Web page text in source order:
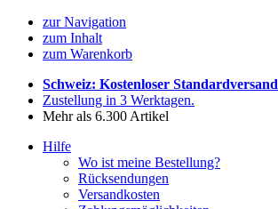
zur Navigation
zum Inhalt
zum Warenkorb
Schweiz: Kostenloser Standardversand
Zustellung in 3 Werktagen.
Mehr als 6.300 Artikel
Hilfe
Wo ist meine Bestellung?
Rücksendungen
Versandkosten